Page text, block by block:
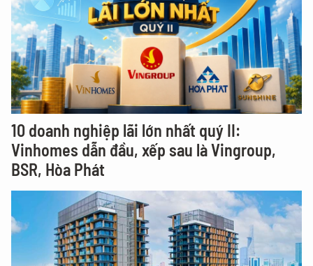
10 doanh nghiệp lãi lớn nhất quý II:
Vinhomes dẫn đầu, xếp sau là Vingroup,
BSR, Hòa Phát